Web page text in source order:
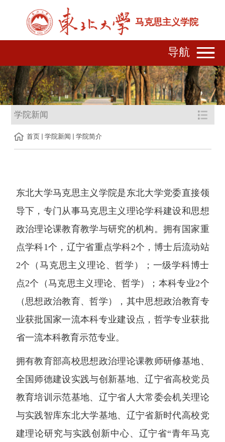
马克思主义学院
导航
学院新闻
首页 学院新闻 学院简介
东北大学马克思主义学院是东北大学党委直接领
导下，专门从事马克思主义理论学科建设和思想
政治理论课教育教学与研究的机构。拥有国家重
点学科1个，辽宁省重点学科2个，博士后流动站
2个（马克思主义理论、哲学）；一级学科博士
点2个（马克思主义理论、哲学）；本科专业2个
（思想政治教育、哲学），其中思想政治教育专
业获批国家一流本科专业建设点，哲学专业获批
省一流本科教育示范专业。
拥有教育部高校思想政治理论课教师研修基地、
全国师德建设实践与创新基地、辽宁省高校党员
教育培训示范基地、辽宁省人大常委会机关理论
与实践智库东北大学基地、辽宁省新时代高校党
建理论研究与实践创新中心、辽宁省“青年马克